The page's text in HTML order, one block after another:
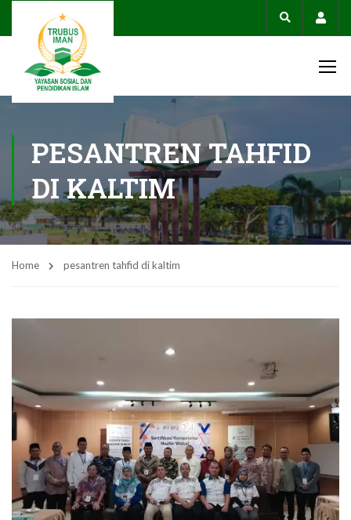
PESANTREN TAHFID
DI KALTIM
Home pesantren tahfid di kaltim